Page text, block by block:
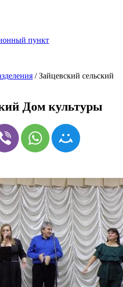
пункт
/Зайцевский сельский
Дом культуры